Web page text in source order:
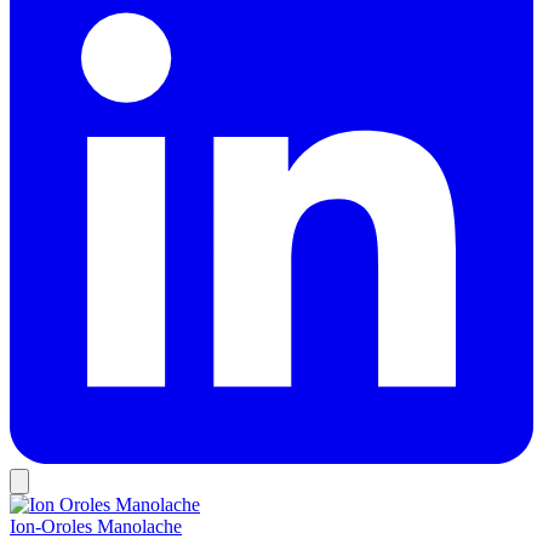
Ion-Oroles Manolache